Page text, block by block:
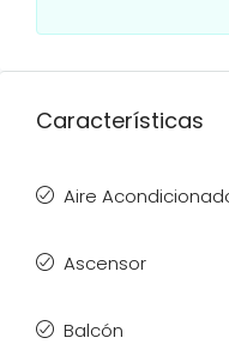
Características
Aire
Ascensor
Balcón